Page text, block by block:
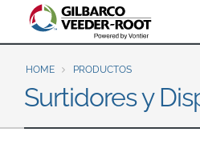
North America
United States
Canada
Latin America
Search
Search
HOME PRODUCTOS
Surtidores y